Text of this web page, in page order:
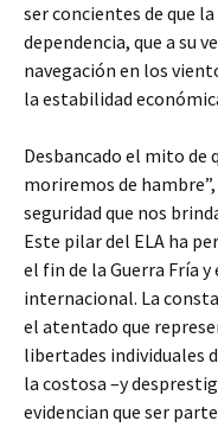
ser concientes de que
dependencia, que a su
navegación en los
la estabilidad
Desbancado el mito de
moriremos de
seguridad que nos
Este pilar del ELA ha
el fin de la Guerra Fría
internacional. La
el atentado que
libertades individuales
la costosa –y
evidencian que ser